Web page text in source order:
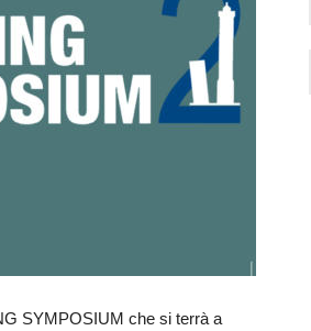
SYMPOSIUM che si terrà a